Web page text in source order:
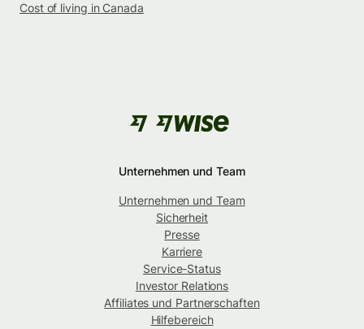
Cost of living in Canada
Unternehmen und Team
Unternehmen und Team
Sicherheit
Presse
Karriere
Service-Status
Investor Relations
Affiliates und Partnerschaften
Hilfebereich